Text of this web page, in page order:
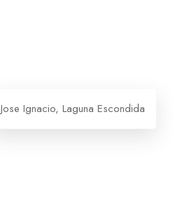
Jose Ignacio, Laguna Escondida